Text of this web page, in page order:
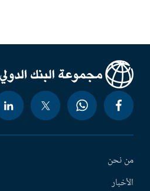
من نحن
الأخبار